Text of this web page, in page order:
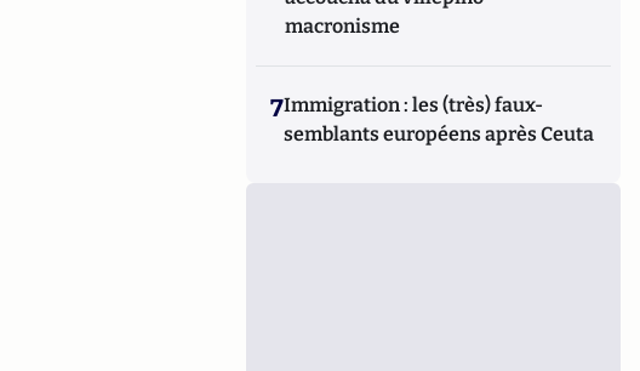
macronisme
7Immigration : les (très) faux-
semblants européens après Ceuta